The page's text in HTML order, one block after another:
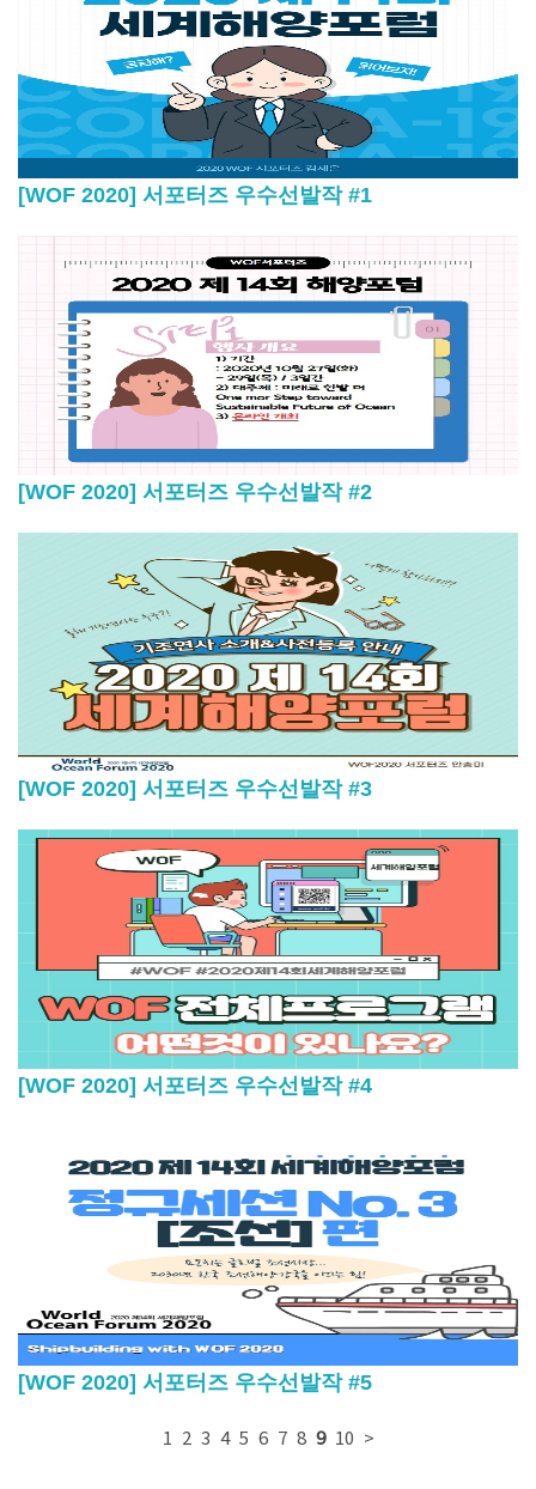
[WOF 2020] 서포터즈 우수선발작 #1
[WOF 2020] 서포터즈 우수선발작 #2
[WOF 2020] 서포터즈 우수선발작 #3
[WOF 2020] 서포터즈 우수선발작 #4
[WOF 2020] 서포터즈 우수선발작 #5
1 2 3 4 5 6 7 8 9 10 >